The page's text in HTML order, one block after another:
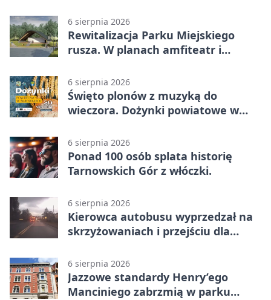
6 sierpnia 2026
Rewitalizacja Parku Miejskiego
rusza. W planach amfiteatr i
6 sierpnia 2026
Święto plonów z muzyką do
wieczora. Dożynki powiatowe w
6 sierpnia 2026
Ponad 100 osób splata historię
Tarnowskich Gór z włóczki.
6 sierpnia 2026
Kierowca autobusu wyprzedzał na
skrzyżowaniach i przejściu dla
6 sierpnia 2026
Jazzowe standardy Henry’ego
Manciniego zabrzmią w parku